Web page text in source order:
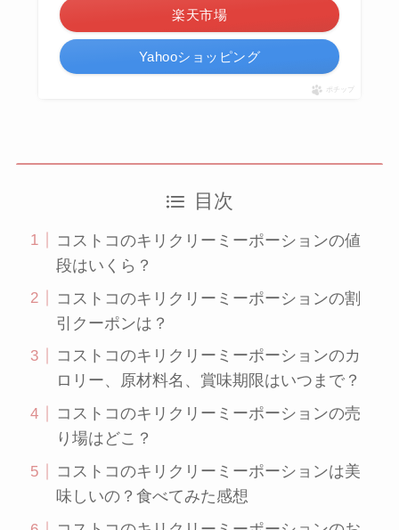
楽天市場
Yahooショッピング
ポチップ
目次
コストコのキリクリーミーポーションの値
段はいくら？
コストコのキリクリーミーポーションの割
引クーポンは？
コストコのキリクリーミーポーションのカ
ロリー、原材料名、賞味期限はいつまで？
コストコのキリクリーミーポーションの売
り場はどこ？
コストコのキリクリーミーポーションは美
味しいの？食べてみた感想